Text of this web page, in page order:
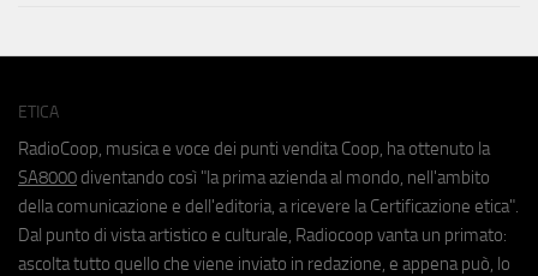
ETICA
RadioCoop, musica e voce dei punti vendita Coop, ha ottenuto la
SA8000 diventando così "la prima azienda al mondo, nell'ambito
della comunicazione e dell'editoria, a ricevere la Certificazione etica".
Dal punto di vista artistico e culturale, Radiocoop vanta un primato:
ascolta tutto quello che viene inviato in redazione, e appena può, lo